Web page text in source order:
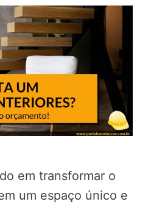
em transformar o
um espaço único e